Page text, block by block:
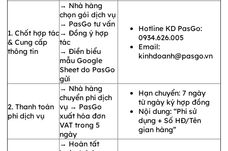
1. Chốt hợp tác
& Cung cấp
thông tin
→ Nhà hàng
chọn gói dịch vụ
→ PasGo tư vấn
→ Đồng ý hợp
tác
→ Điền biểu
mẫu Google
Sheet do PasGo
gửi
Hotline KD PasGo:
0934.626.005
Email:
kinhdoanh@pasgo.vn
2. Thanh toán
phí dịch vụ
→ Nhà hàng
chuyển phí dịch
vụ → PasGo
xuất hóa đơn
VAT trong 5
ngày
Hạn chuyển: 7 ngày
từ ngày ký hợp đồng
Nội dung: “Phí sử
dụng + Số HĐ/Tên
gian hàng”
→ Hoàn tất